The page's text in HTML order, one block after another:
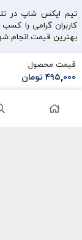
قیمت محصول:
تومان ۴۹۵,۰۰۰
تیم اپکس شاپ در
کاربران گرامی را
بهترین قیمت انجام
محصولات
سی پی
کریستال